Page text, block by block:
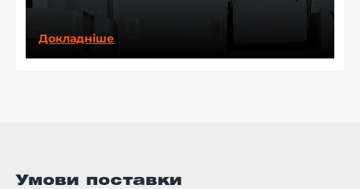
Докладніше
Умови поставки